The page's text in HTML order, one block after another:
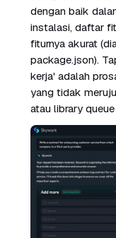
dengan baik
instalasi, daftar
fiturnya akurat
package.json).
kerja' adalah
yang tidak
atau library